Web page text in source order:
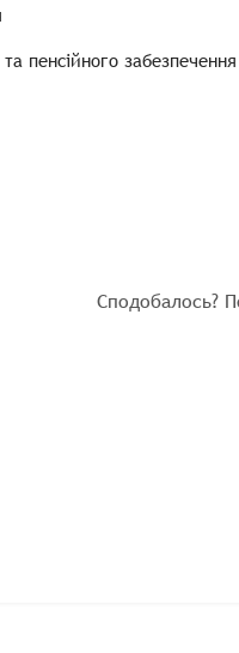
пенсійного забезпечення
Сподобалось?